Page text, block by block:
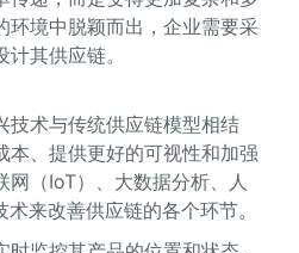
环境中脱颖而出，企业需要采
其供应链。
技术与传统供应链模型相结
本、提供更好的可视性和加强
网（IoT）、大数据分析、人
来改善供应链的各个环节。